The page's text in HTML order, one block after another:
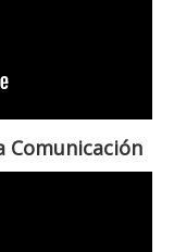
Comunicación